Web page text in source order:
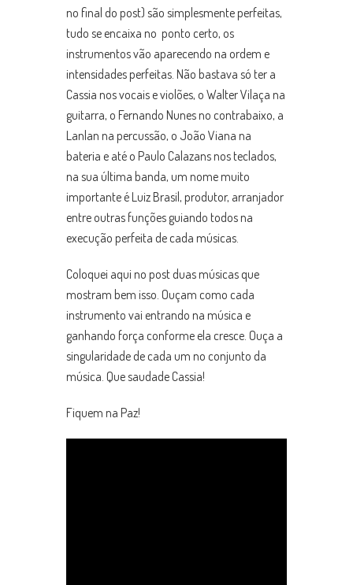
no final do post) são simplesmente perfeitas,
tudo se encaixa no ponto certo, os
instrumentos vão aparecendo na ordem e
intensidades perfeitas. Não bastava só ter a
Cassia nos vocais e violões, o Walter Vilaça na
guitarra, o Fernando Nunes no contrabaixo, a
Lanlan na percussão, o João Viana na
bateria e até o Paulo Calazans nos teclados,
na sua última banda, um nome muito
importante é Luiz Brasil, produtor, arranjador
entre outras funções guiando todos na
execução perfeita de cada músicas.
Coloquei aqui no post duas músicas que
mostram bem isso. Ouçam como cada
instrumento vai entrando na música e
ganhando força conforme ela cresce. Ouça a
singularidade de cada um no conjunto da
música. Que saudade Cassia!
Fiquem na Paz!